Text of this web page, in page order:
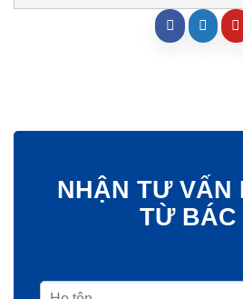
NHẬN TƯ VẤN
TỪ BÁC